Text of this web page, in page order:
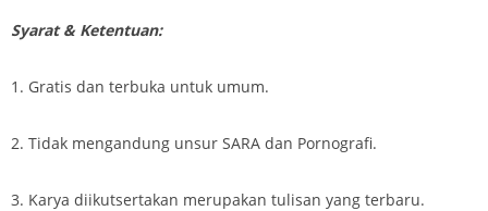
Syarat & Ketentuan:
1. Gratis dan terbuka untuk umum.
2. Tidak mengandung unsur SARA dan Pornografi.
3. Karya diikutsertakan merupakan tulisan yang terbaru.